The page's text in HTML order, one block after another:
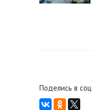
Поделись в